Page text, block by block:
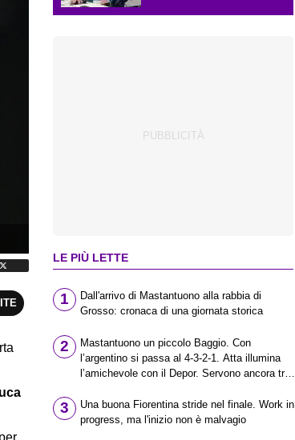
LE PIÙ LETTE
1
Dall'arrivo di Mastantuono alla rabbia di
Grosso: cronaca di una giornata storica
2
Mastantuono un piccolo Baggio. Con
l’argentino si passa al 4-3-2-1. Atta illumina
l’amichevole con il Depor. Servono ancora tre
Antognoni, un finale senza vincitori
3
Una buona Fiorentina stride nel finale. Work in
progress, ma l'inizio non è malvagio